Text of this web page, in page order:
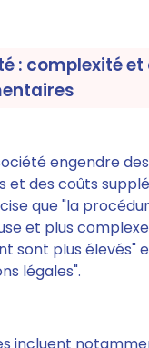
: complexité
engendre
et des coûts
que "la
et plus
sont plus élevés"
légales".